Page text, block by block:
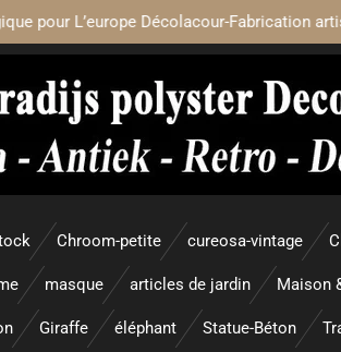
pour L’europe Décolacour-Fabrication
Chroom-petite cureosa-vintage
masque articles de jardin Maison
Giraffe éléphant Statue-Béton